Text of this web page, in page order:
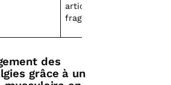
articulations
fragiles
des
grâce à un